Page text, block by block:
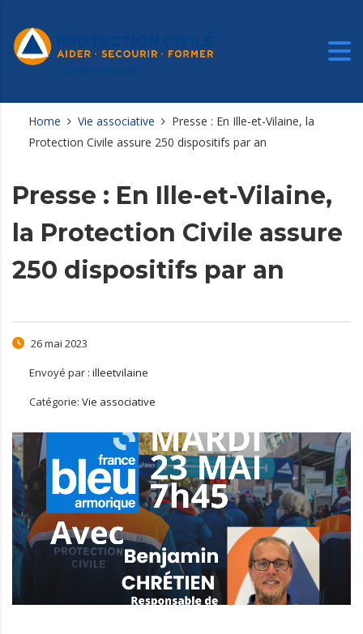
Home Vie associative
Presse : En Ille-et-Vilaine, la
Protection Civile assure 250 dispositifs par an
Presse : En Ille-et-Vilaine,
la Protection Civile assure
250 dispositifs par an
26 mai 2023
Envoyé par : illeetvilaine
Catégorie: Vie associative